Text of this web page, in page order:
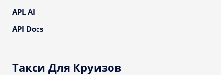
APL AI
API Docs
Такси Для Круизов